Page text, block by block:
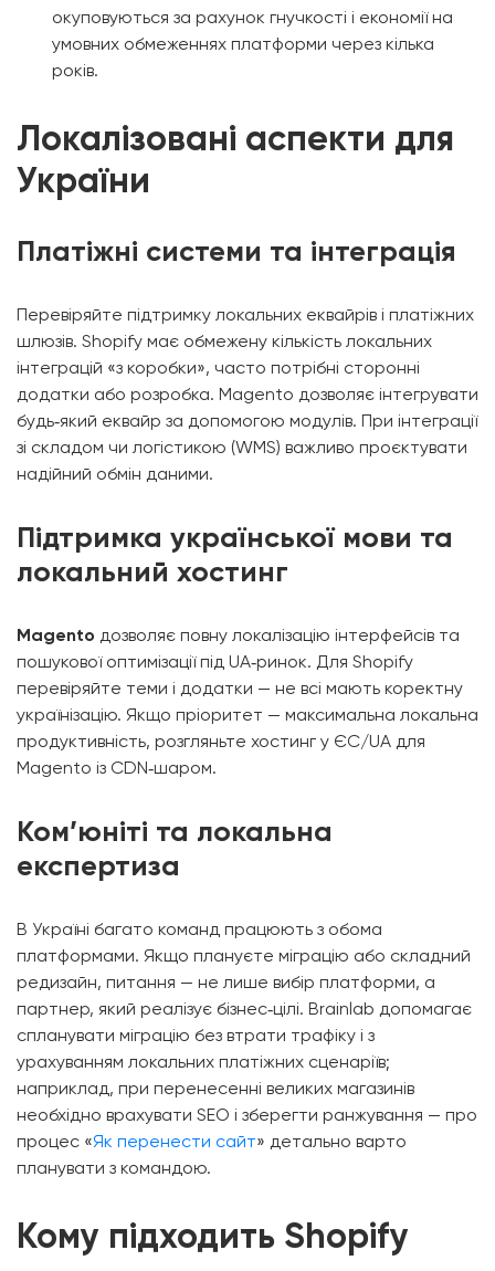
окуповуються за рахунок гнучкості і економії на
умовних обмеженнях платформи через кілька
років.
Локалізовані аспекти для
України
Платіжні системи та інтеграція
Перевіряйте підтримку локальних еквайрів і платіжних
шлюзів. Shopify має обмежену кількість локальних
інтеграцій «з коробки», часто потрібні сторонні
додатки або розробка. Magento дозволяє інтегрувати
будь‑який еквайр за допомогою модулів. При інтеграції
зі складом чи логістикою (WMS) важливо проєктувати
надійний обмін даними.
Підтримка української мови та
локальний хостинг
Magento дозволяє повну локалізацію інтерфейсів та
пошукової оптимізації під UA‑ринок. Для Shopify
перевіряйте теми і додатки — не всі мають коректну
українізацію. Якщо пріоритет — максимальна локальна
продуктивність, розгляньте хостинг у ЄС/UA для
Magento із CDN‑шаром.
Ком’юніті та локальна
експертиза
В Україні багато команд працюють з обома
платформами. Якщо плануєте міграцію або складний
редизайн, питання — не лише вибір платформи, а
партнер, який реалізує бізнес‑цілі. Brainlab допомагає
спланувати міграцію без втрати трафіку і з
урахуванням локальних платіжних сценаріїв;
наприклад, при перенесенні великих магазинів
необхідно врахувати SEO і зберегти ранжування — про
процес «Як перенести сайт» детально варто
планувати з командою.
Кому підходить Shopify